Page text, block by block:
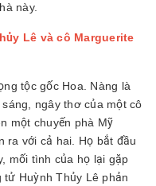
này.
Lê và cô Marguerite
tộc gốc Hoa. Nàng là
ngây thơ của một cô
một chuyến phà Mỹ
ra với cả hai. Họ bắt đầu
mối tình của họ lại gặp
Huỳnh Thủy Lê phản